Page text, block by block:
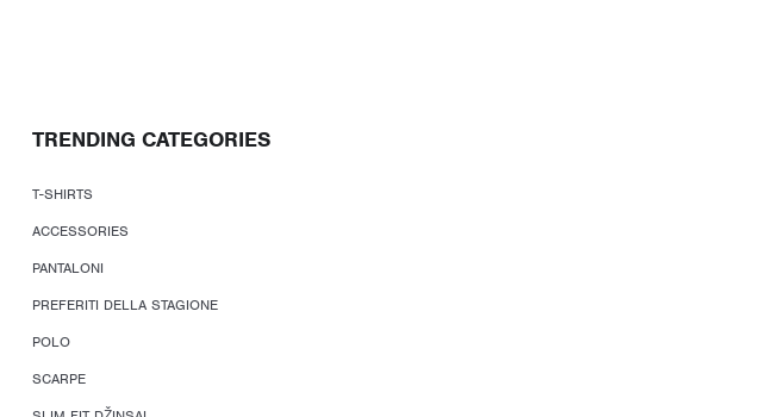
TRENDING CATEGORIES
T-SHIRTS
ACCESSORIES
PANTALONI
PREFERITI DELLA STAGIONE
POLO
SCARPE